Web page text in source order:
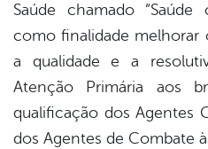
Saúde chamado
como finalidade melhorar
a qualidade e a
Atenção Primária aos
qualificação dos Agentes
dos Agentes de Combate